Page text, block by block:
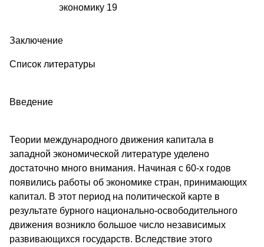
экономику 19
Заключение
Список литературы
Введение
Теории международного движения капитала в
западной экономической литературе уделено
достаточно много внимания. Начиная с 60-х годов
появились работы об экономике стран, принимающих
капитал. В этот период на политической карте в
результате бурного национально-освободительного
движения возникло большое число независимых
развивающихся государств. Вследствие этого